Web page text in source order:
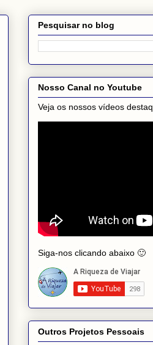
Pesquisar no blog
Nosso Canal no Youtube
Veja os nossos vídeos
Siga-nos clicando abaixo 🙂
Outros Projetos Pessoais